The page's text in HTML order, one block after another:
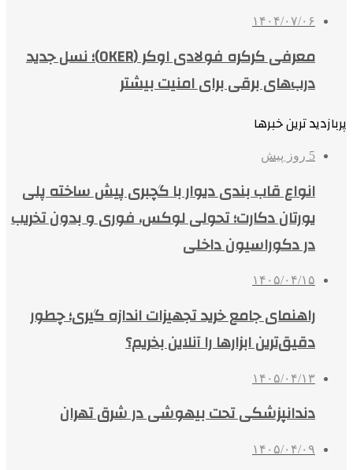
۱۴۰۴/۰۷/۰۶
معرفی کرکره فولادی اوکر (OKER)؛ نسل جدید
درب‌های برقی برای امنیت بیشتر
پربازدید ترین خبرها
5 روز پیش
انواع قاب بندی دیوار با گچبری پیش ساخته پلی
یورتان دکارت؛ تحولی لوکس، فوری و بدون تخریب
در دکوراسیون داخلی
۱۴۰۵/۰۴/۱۵
راهنمای جامع خرید تجهیزات اندازه گیری؛ چطور
دقیق‌ترین ابزارها را آنلاین بخریم؟
۱۴۰۵/۰۴/۱۳
دندانپزشکی تحت بیهوشی در شرق تهران
۱۴۰۵/۰۴/۰۹